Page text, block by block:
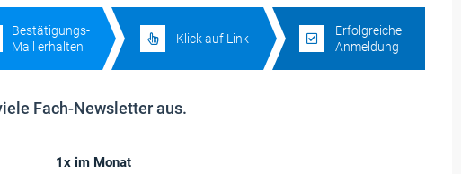
Bestätigungs-
Mail erhalten
Klick auf Link
Erfolgreiche
Anmeldung
Fach-Newsletter aus.
1x im Monat